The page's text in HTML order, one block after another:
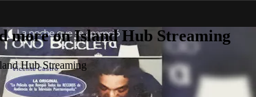
more on Island Hub Streaming
Hub Streaming